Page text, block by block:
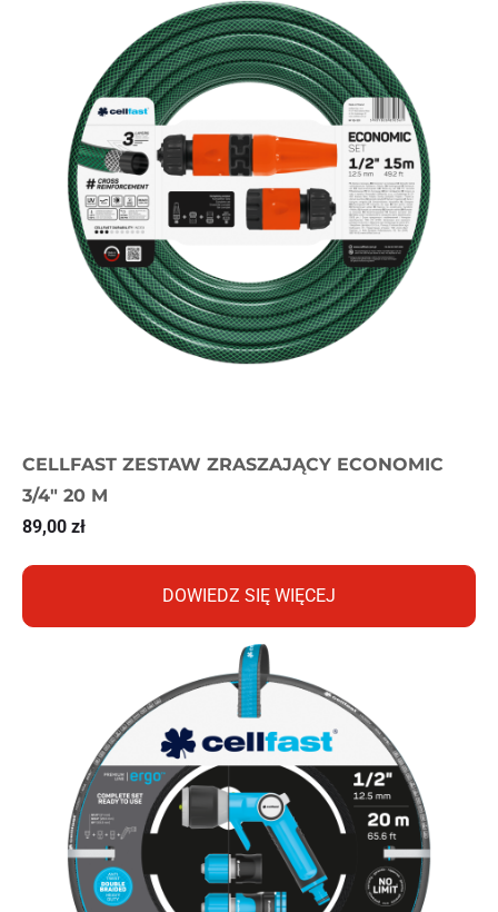
CELLFAST ZESTAW ZRASZAJĄCY ECONOMIC
3/4″ 20 M
89,00 zł
DOWIEDZ SIĘ WIĘCEJ